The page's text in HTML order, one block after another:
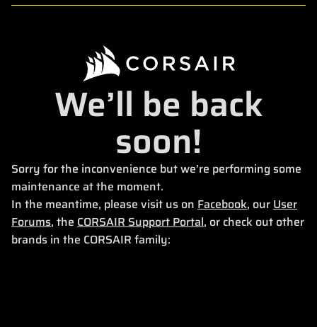
We’ll be back
soon!
Sorry for the inconvenience but we’re performing some
maintenance at the moment.
In the meantime, please visit us on Facebook, our User
Forums, the CORSAIR Support Portal, or check out other
brands in the CORSAIR family: